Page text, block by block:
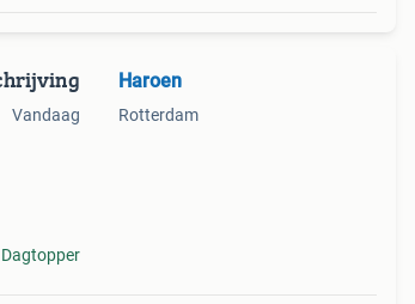
Vandaag
Dagtopper
Haroen
Rotterdam